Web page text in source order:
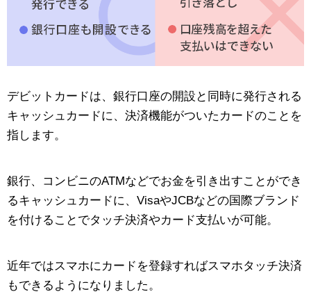
デビットカードは、銀行口座の開設と同時に発行される
キャッシュカードに、決済機能がついたカードのことを
指します。
銀行、コンビニのATMなどでお金を引き出すことができ
るキャッシュカードに、VisaやJCBなどの国際ブランド
を付けることでタッチ決済やカード支払いが可能。
近年ではスマホにカードを登録すればスマホタッチ決済
もできるようになりました。